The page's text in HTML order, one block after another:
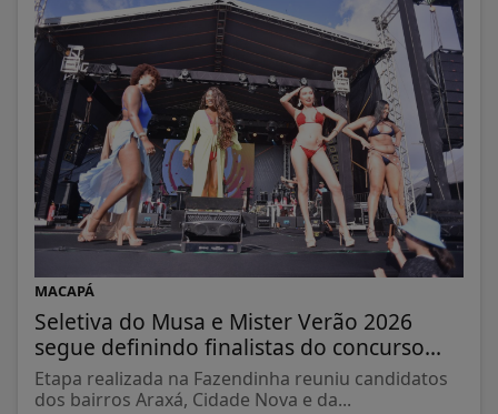
MACAPÁ
Seletiva do Musa e Mister Verão 2026
segue definindo finalistas do concurso...
Etapa realizada na Fazendinha reuniu candidatos
dos bairros Araxá, Cidade Nova e da...